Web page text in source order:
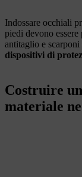
Indossare occhiali
piedi devono
antitaglio e
dispositivi di
Costruire
materiale